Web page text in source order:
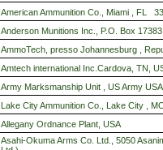
American Ammunition Co., Miami , FL
Anderson Munitions Inc., P.O. Box
AmmoTech, presso Johannesburg ,
Amtech international Inc.Cardova, TN,
Army Marksmanship Unit , US Army USA
Lake City Ammunition Co., Lake City ,
Allegany Ordnance Plant, USA
Asahi-Okuma Arms Co. Ltd., 5050